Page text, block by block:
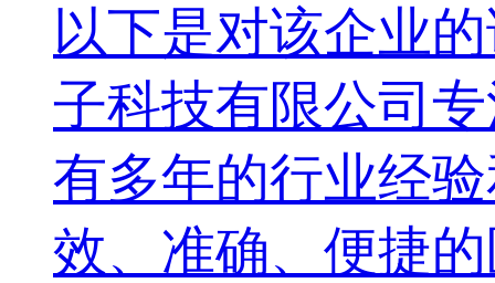
以下是对该企业的
子科技有限公司专
有多年的行业经验
效、准确、